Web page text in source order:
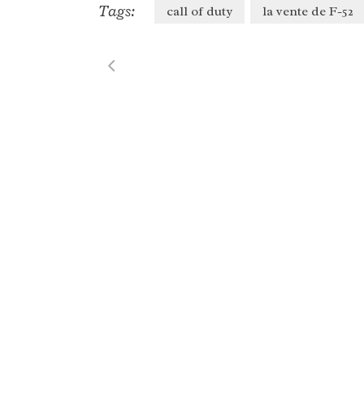
Tags: call of duty la vente de F-52